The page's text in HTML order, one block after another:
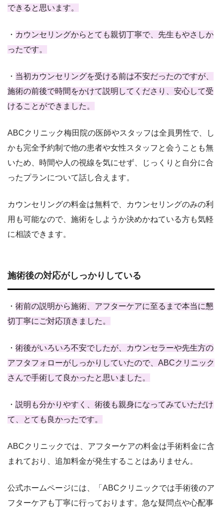
できると思います。
・ カウンセリングからとても親切丁寧で、先生もやさしか
ったです。
・ 当初カウンセリングを受ける前は不安だったのですが、
施術の前後で時間をかけて説明してくださり、安心して受
けることができました。
ABCクリニック梅田院の医師やスタッフは全員男性で、し
かも完全予約制で他の患者や女性スタッフと会うことも無
いため、時間や人の視線を気にせず、じっくりと自分に合
ったプランについて話し合えます。
カウンセリングの料金は無料で、カウンセリングのみの利
用も可能なので、施術をしようか決めかねている方も気軽
に相談できます。
施術後の対応がしっかりしている
・ 術前の説明から施術、アフターケアに至るまで本当に懇
切丁寧にご対応頂きました。
・ 術後がいろいろ不安でしたが、カウンセラーや先生方の
アフタフォローがしっかりしていたので、ABCクリニック
さんで手術して良かったと思いました。
・ 説明も分かりやすく、術後も親身になってみていただけ
て、とても良かったです。
ABCクリニックでは、アフターケアの料金は手術料金に含
まれており、追加料金が発生することはありません。
公式ホームページには、「ABCクリニックでは手術後のア
フターケアも丁寧に行っております。急な疑問点や心配事